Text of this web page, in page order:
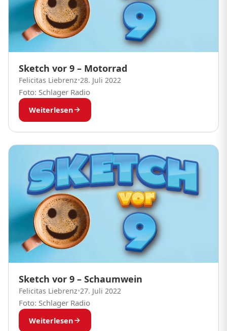
Sketch vor 9 – Motorrad
Felicitas Liebrenz•28. Juli 2022
Foto: Schlager Radio
Weiterlesen
Sketch vor 9 – Schaumwein
Felicitas Liebrenz•27. Juli 2022
Foto: Schlager Radio
Weiterlesen